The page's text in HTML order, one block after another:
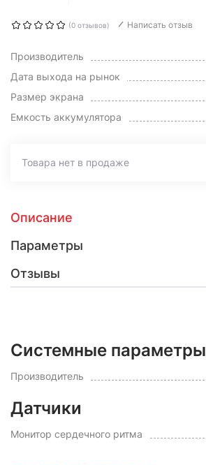
(0 отзывов) Написать отзыв
Производитель
Дата выхода на рынок
Размер экрана
Емкость аккумулятора
Товара нет в продаже
Описание
Параметры
Отзывы
Системные параметры
Производитель
Датчики
Монитор сердечного ритма